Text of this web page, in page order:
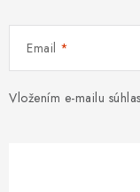
Email
Vložením e-mailu